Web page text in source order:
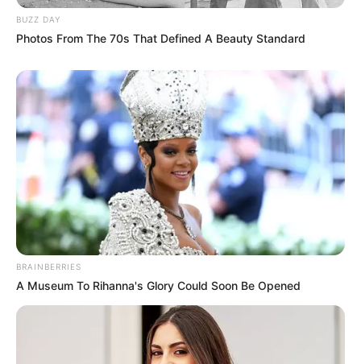
BUZZ DAY
Photos From The 70s That Defined A Beauty Standard
BRAINBERRIES
A Museum To Rihanna's Glory Could Soon Be Opened